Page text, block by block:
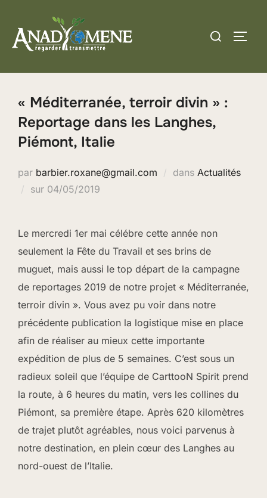
contenu
Rechercher :
« Méditerranée, terroir divin » :
Reportage dans les Langhes,
Piémont, Italie
par barbier.roxane@gmail.com dans Actualités
sur Publié
04/05/2019
Le mercredi 1er mai célébre cette année non
seulement la Fête du Travail et ses brins de
muguet, mais aussi le top départ de la campagne
de reportages 2019 de notre projet « Méditerranée,
terroir divin ». Vous avez pu voir dans notre
précédente publication la logistique mise en place
afin de réaliser au mieux cette importante
expédition de plus de 5 semaines. C’est sous un
radieux soleil que l’équipe de CarttooN Spirit prend
la route, à 6 heures du matin, vers les collines du
Piémont, sa première étape. Après 620 kilomètres
de trajet plutôt agréables, nous voici parvenus à
notre destination, en plein cœur des Langhes au
nord-ouest de l’Italie.